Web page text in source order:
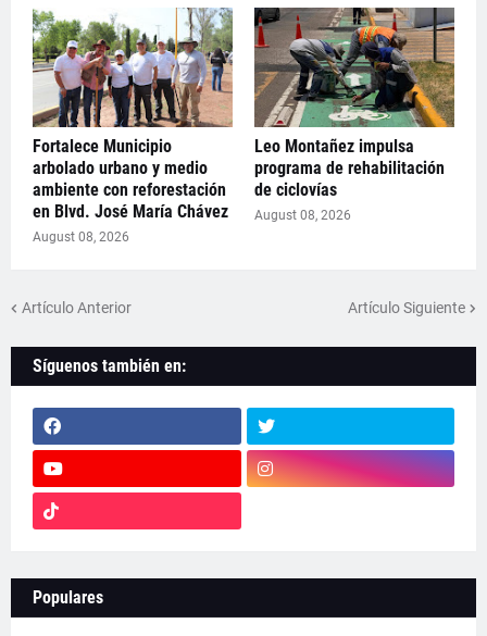
Fortalece Municipio
arbolado urbano y medio
ambiente con reforestación
en Blvd. José María Chávez
August 08, 2026
Leo Montañez impulsa
programa de rehabilitación
de ciclovías
August 08, 2026
Artículo Anterior Artículo Siguiente
Síguenos también en:
Populares